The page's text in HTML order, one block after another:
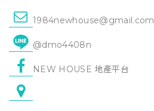
1984newhouse@gmail.com
@dmo4408n
NEW HOUSE 地產平台